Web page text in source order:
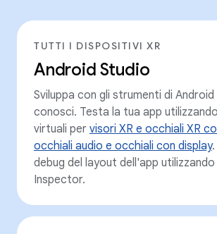
TUTTI I DISPOSITIVI XR
Android Studio
Sviluppa con gli strumenti di
conosci. Testa la tua app
virtuali per visori XR e occhiali XR
occhiali audio e occhiali con display.
debug del layout dell'app
Inspector.